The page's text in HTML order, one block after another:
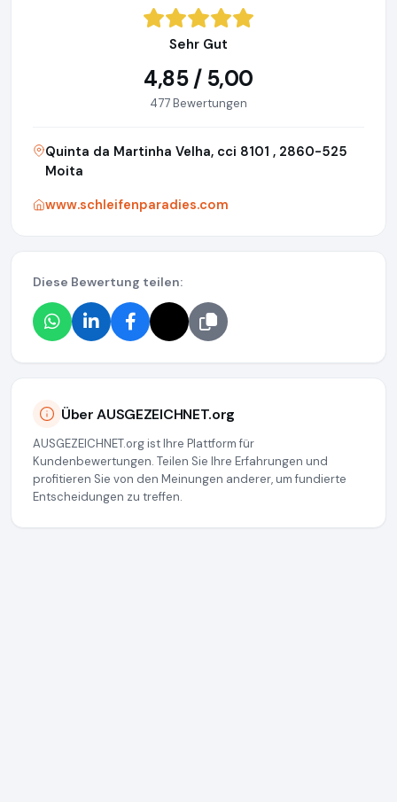
Sehr Gut
4,85 / 5,00
477 Bewertungen
Quinta da Martinha Velha, cci 8101 , 2860-525
Moita
www.schleifenparadies.com
Diese Bewertung teilen:
Über AUSGEZEICHNET.org
AUSGEZEICHNET.org ist Ihre Plattform für
Kundenbewertungen. Teilen Sie Ihre Erfahrungen und
profitieren Sie von den Meinungen anderer, um fundierte
Entscheidungen zu treffen.